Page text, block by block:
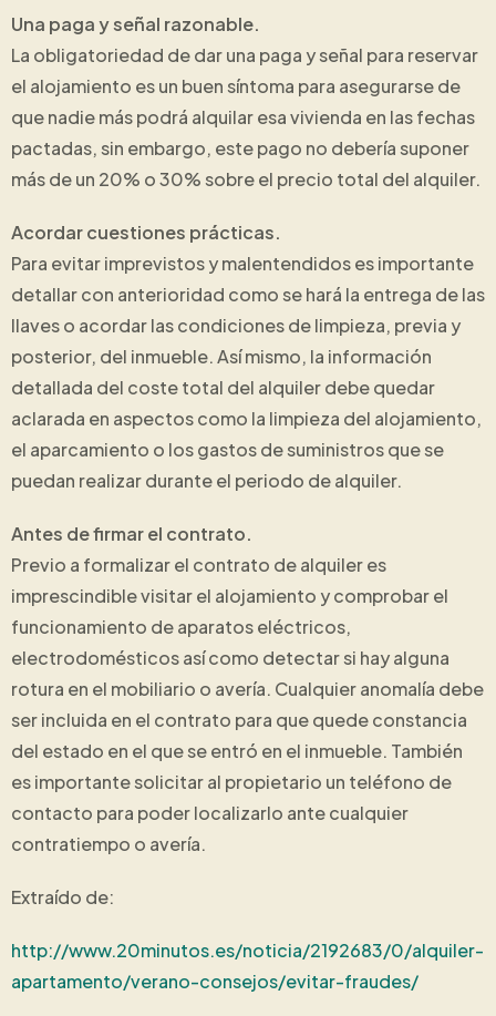
Una paga y señal razonable.
La obligatoriedad de dar una paga y señal para reservar
el alojamiento es un buen síntoma para asegurarse de
que nadie más podrá alquilar esa vivienda en las fechas
pactadas, sin embargo, este pago no debería suponer
más de un 20% o 30% sobre el precio total del alquiler.
Acordar cuestiones prácticas.
Para evitar imprevistos y malentendidos es importante
detallar con anterioridad como se hará la entrega de las
llaves o acordar las condiciones de limpieza, previa y
posterior, del inmueble. Así mismo, la información
detallada del coste total del alquiler debe quedar
aclarada en aspectos como la limpieza del alojamiento,
el aparcamiento o los gastos de suministros que se
puedan realizar durante el periodo de alquiler.
Antes de firmar el contrato.
Previo a formalizar el contrato de alquiler es
imprescindible visitar el alojamiento y comprobar el
funcionamiento de aparatos eléctricos,
electrodomésticos así como detectar si hay alguna
rotura en el mobiliario o avería. Cualquier anomalía debe
ser incluida en el contrato para que quede constancia
del estado en el que se entró en el inmueble. También
es importante solicitar al propietario un teléfono de
contacto para poder localizarlo ante cualquier
contratiempo o avería.
Extraído de:
http://www.20minutos.es/noticia/2192683/0/alquiler-
apartamento/verano-consejos/evitar-fraudes/